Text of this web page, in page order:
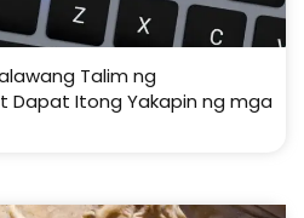
Talim ng
Dapat Itong Yakapin ng mga